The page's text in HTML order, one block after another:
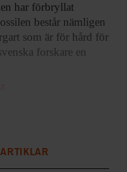
har förbryllat
består nämligen
som är för hård för
forskare en